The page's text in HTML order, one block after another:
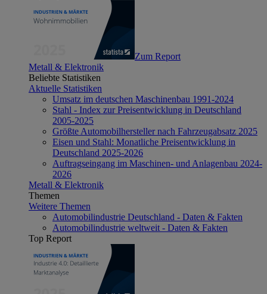
Zum Report
Metall & Elektronik
Beliebte Statistiken
Aktuelle Statistiken
Umsatz im deutschen Maschinenbau 1991-2024
Stahl - Index zur Preisentwicklung in Deutschland
2005-2025
Größte Automobilhersteller nach Fahrzeugabsatz 2025
Eisen und Stahl: Monatliche Preisentwicklung in
Deutschland 2025-2026
Auftragseingang im Maschinen- und Anlagenbau 2024-
2026
Metall & Elektronik
Themen
Weitere Themen
Automobilindustrie Deutschland - Daten & Fakten
Automobilindustrie weltweit - Daten & Fakten
Top Report